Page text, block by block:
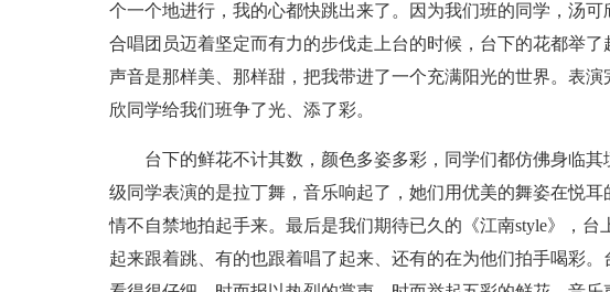
个一个地进行，我的心都快跳出来了。因为我们班的同学，汤
合唱团员迈着坚定而有力的步伐走上台的时候，台下的花都举
声音是那样美、那样甜，把我带进了一个充满阳光的世界。表
欣同学给我们班争了光、添了彩。
台下的鲜花不计其数，颜色多姿多彩，同学们都仿佛身临
级同学表演的是拉丁舞，音乐响起了，她们用优美的舞姿在悦
情不自禁地拍起手来。最后是我们期待已久的《江南style》，
起来跟着跳、有的也跟着唱了起来、还有的在为他们拍手喝彩